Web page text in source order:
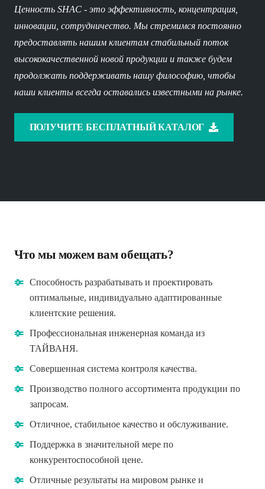
Ценность SHAC - это эффективность, концентрация,
инновации, сотрудничество. Мы стремимся постоянно
предоставлять нашим клиентам стабильный поток
высококачественной новой продукции и также будем
продолжать поддерживать нашу философию, чтобы
наши клиенты всегда оставались известными на рынке.
ПОЛУЧИТЕ БЕСПЛАТНЫЙ КАТАЛОГ
Что мы можем вам обещать?
Способность разрабатывать и проектировать
оптимальные, индивидуально адаптированные
клиентские решения.
Профессиональная инженерная команда из
ТАЙВАНЯ.
Совершенная система контроля качества.
Производство полного ассортимента продукции по
запросам.
Отличное, стабильное качество и обслуживание.
Поддержка в значительной мере по
конкурентоспособной цене.
Отличные результаты на мировом рынке и